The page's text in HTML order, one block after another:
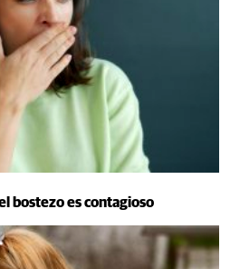
bostezo es contagioso